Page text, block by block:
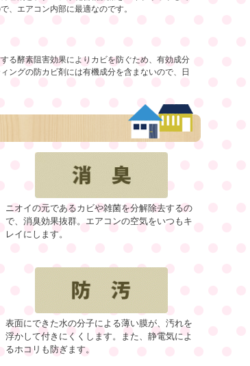
、エアコン内部に最適なのです。
る酵素阻害効果によりカビを防ぐため、有効成分
ングの防カビ剤には有機成分を含まないので、日
ニオイの元であるカビや雑菌を分解除去するの
で、消臭効果抜群。エアコンの空気をいつもキ
レイにします。
表面にできた水の分子による薄い膜が、汚れを
浮かして付きにくくします。また、静電気によ
るホコリも防ぎます。